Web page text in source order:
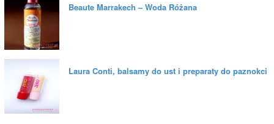
Beaute Marrakech – Woda Różana
Laura Conti, balsamy do ust i preparaty do paznokci